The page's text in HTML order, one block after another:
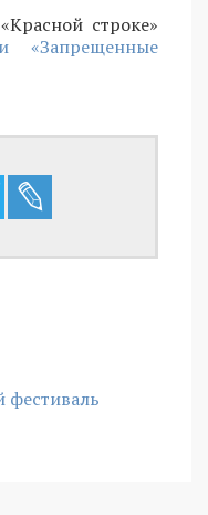
строке»
«Запрещенные